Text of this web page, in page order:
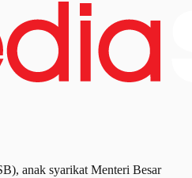
anak syarikat Menteri Besar